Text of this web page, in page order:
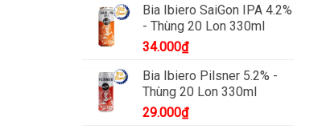
Bia Ibiero SaiGon IPA 4.2%
- Thùng 20 Lon 330ml
34.000₫
Bia Ibiero Pilsner 5.2% -
Thùng 20 Lon 330ml
29.000₫